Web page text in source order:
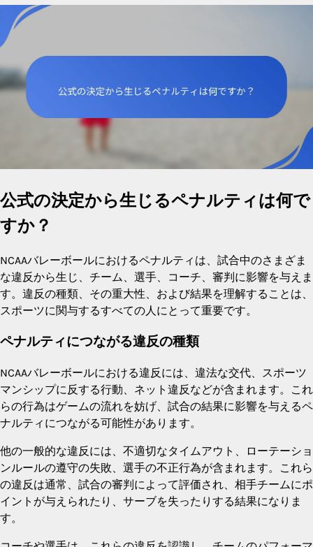
公式の決定から生じるペナルティは何で
すか？
NCAAバレーボールにおけるペナルティは、試合中のさまざま
な違反から生じ、チーム、選手、コーチ、審判に影響を与えま
す。違反の種類、その重大性、および結果を理解することは、
スポーツに関与するすべての人にとって重要です。
ペナルティにつながる違反の種類
NCAAバレーボールにおける違反には、違法な交代、スポーツ
マンシップに反する行動、ネット違反などが含まれます。これ
らの行為はゲームの流れを妨げ、試合の結果に影響を与えるペ
ナルティにつながる可能性があります。
他の一般的な違反には、不適切なタイムアウト、ローテーショ
ンルールの遵守の失敗、選手の不正行為が含まれます。これら
の違反は通常、試合の審判によって評価され、相手チームにポ
イントが与えられたり、サーブを失ったりする結果になりま
す。